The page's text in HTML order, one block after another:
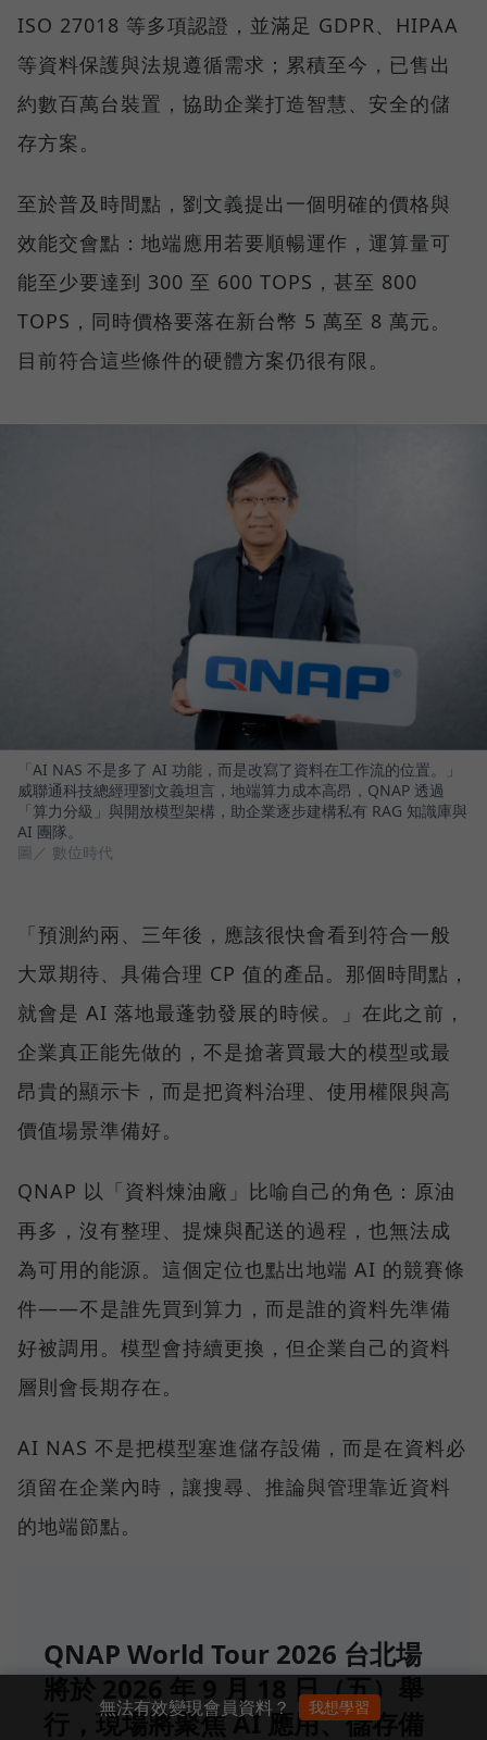
ISO 27018 等多項認證，並滿足 GDPR、HIPAA
等資料保護與法規遵循需求；累積至今，已售出
約數百萬台裝置，協助企業打造智慧、安全的儲
存方案。
至於普及時間點，劉文義提出一個明確的價格與
效能交會點：地端應用若要順暢運作，運算量可
能至少要達到 300 至 600 TOPS，甚至 800
TOPS，同時價格要落在新台幣 5 萬至 8 萬元。
目前符合這些條件的硬體方案仍很有限。
「AI NAS 不是多了 AI 功能，而是改寫了資料在工作流的位置。」
威聯通科技總經理劉文義坦言，地端算力成本高昂，QNAP 透過
「算力分級」與開放模型架構，助企業逐步建構私有 RAG 知識庫與
AI 團隊。
圖／ 數位時代
「預測約兩、三年後，應該很快會看到符合一般
大眾期待、具備合理 CP 值的產品。那個時間點，
就會是 AI 落地最蓬勃發展的時候。」在此之前，
企業真正能先做的，不是搶著買最大的模型或最
昂貴的顯示卡，而是把資料治理、使用權限與高
價值場景準備好。
QNAP 以「資料煉油廠」比喻自己的角色：原油
再多，沒有整理、提煉與配送的過程，也無法成
為可用的能源。這個定位也點出地端 AI 的競賽條
件——不是誰先買到算力，而是誰的資料先準備
好被調用。模型會持續更換，但企業自己的資料
層則會長期存在。
AI NAS 不是把模型塞進儲存設備，而是在資料必
須留在企業內時，讓搜尋、推論與管理靠近資料
的地端節點。
QNAP World Tour 2026 台北場
將於 2026 年 9 月 18 日（五）舉
行，現場將聚焦 AI 應用、儲存備
無法有效變現會員資料？ 我想學習